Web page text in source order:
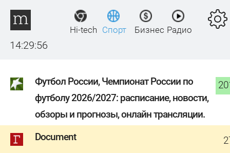
14:29:56
Hi-tech Спорт Бизнес Радио
Футбол России, Чемпионат России по
футболу 2026/2027: расписание, новости,
обзоры и прогнозы, онлайн трансляции.
Document